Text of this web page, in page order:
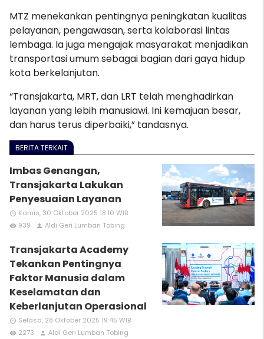
MTZ menekankan pentingnya peningkatan kualitas
pelayanan, pengawasan, serta kolaborasi lintas
lembaga. Ia juga mengajak masyarakat menjadikan
transportasi umum sebagai bagian dari gaya hidup
kota berkelanjutan.
“Transjakarta, MRT, dan LRT telah menghadirkan
layanan yang lebih manusiawi. Ini kemajuan besar,
dan harus terus diperbaiki,” tandasnya.
BERITA TERKAIT
Imbas Genangan,
Transjakarta Lakukan
Penyesuaian Layanan
access_time Kamis, 30 Oktober 2025 18:10 WIB
remove_red_eye 939 person Aldi Geri Lumban Tobing
Transjakarta Academy
Tekankan Pentingnya
Faktor Manusia dalam
Keselamatan dan
Keberlanjutan Operasional
access_time Selasa, 28 Oktober 2025 19:45 WIB
remove_red_eye 2273 person Aldi Geri Lumban Tobing